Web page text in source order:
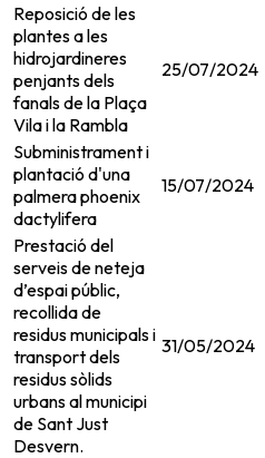
Reposició de les
plantes a les
hidrojardineres
penjants dels
fanals de la Plaça
Vila i la Rambla
25/07/2024
Subministrament i
plantació d'una
palmera phoenix
dactylifera
15/07/2024
Prestació del
serveis de neteja
d’espai públic,
recollida de
residus municipals i
transport dels
residus sòlids
urbans al municipi
de Sant Just
Desvern.
31/05/2024